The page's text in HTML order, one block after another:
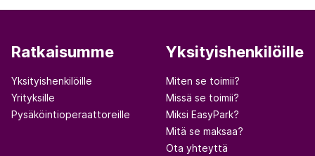
Ratkaisumme
Yksityishenkilöille
Yrityksille
Pysäköintioperaattoreille
Yksityishenkilöille
Miten se toimii?
Missä se toimii?
Miksi EasyPark?
Mitä se maksaa?
Ota yhteyttä